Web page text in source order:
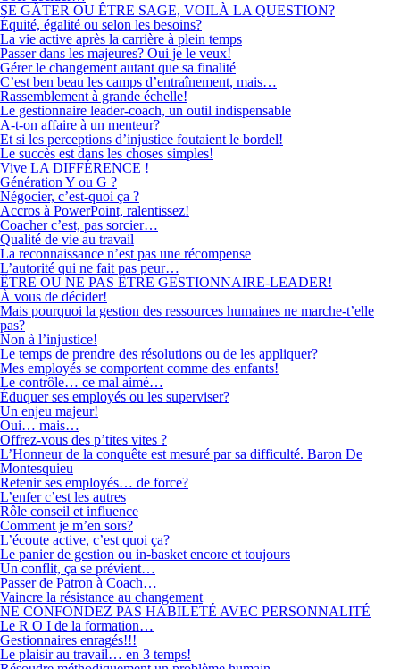
SE GÂTER OU ÊTRE SAGE, VOILÀ LA QUESTION?
Équité, égalité ou selon les besoins?
La vie active après la carrière à plein temps
Passer dans les majeures? Oui je le veux!
Gérer le changement autant que sa finalité
C’est ben beau les camps d’entraînement, mais…
Rassemblement à grande échelle!
Le gestionnaire leader-coach, un outil indispensable
A-t-on affaire à un menteur?
Et si les perceptions d’injustice foutaient le bordel!
Le succès est dans les choses simples!
Vive LA DIFFÉRENCE !
Génération Y ou G ?
Négocier, c’est-quoi ça ?
Accros à PowerPoint, ralentissez!
Coacher c’est, pas sorcier…
Qualité de vie au travail
La reconnaissance n’est pas une récompense
L’autorité qui ne fait pas peur…
ÊTRE OU NE PAS ÊTRE GESTIONNAIRE-LEADER!
À vous de décider!
Mais pourquoi la gestion des ressources humaines ne marche-t’elle
pas?
Non à l’injustice!
Le temps de prendre des résolutions ou de les appliquer?
Mes employés se comportent comme des enfants!
Le contrôle… ce mal aimé…
Éduquer ses employés ou les superviser?
Un enjeu majeur!
Oui… mais…
Offrez-vous des p’tites vites ?
L’Honneur de la conquête est mesuré par sa difficulté. Baron De
Montesquieu
Retenir ses employés… de force?
L’enfer c’est les autres
Rôle conseil et influence
Comment je m’en sors?
L’écoute active, c’est quoi ça?
Le panier de gestion ou in-basket encore et toujours
Un conflit, ça se prévient…
Passer de Patron à Coach…
Vaincre la résistance au changement
NE CONFONDEZ PAS HABILETÉ AVEC PERSONNALITÉ
Le R O I de la formation…
Gestionnaires enragés!!!
Le plaisir au travail… en 3 temps!